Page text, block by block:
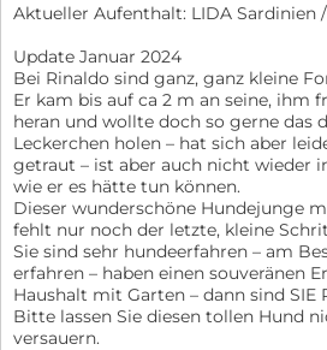
Aktueller Aufenthalt: LIDA Sardinien
Update Januar 2024
Bei Rinaldo sind ganz, ganz kleine
Er kam bis auf ca 2 m an seine, ihm
heran und wollte doch so gerne das
Leckerchen holen – hat sich aber
getraut – ist aber auch nicht wieder
wie er es hätte tun können.
Dieser wunderschöne Hundejunge
fehlt nur noch der letzte, kleine
Sie sind sehr hundeerfahren – am
erfahren – haben einen souveränen
Haushalt mit Garten – dann sind SIE
Bitte lassen Sie diesen tollen Hund
versauern.